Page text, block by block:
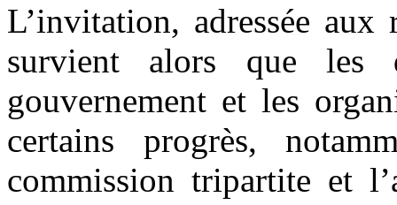
L’invitation, adressée aux
survient alors que les
gouvernement et les
certains progrès,
commission tripartite et